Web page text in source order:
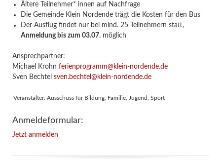
Ältere Teilnehmer* innen auf Nachfrage
Die Gemeinde Klein Nordende trägt die Kosten für den Bus
Der Ausflug findet nur bei mind. 25 Teilnehmern statt,
Anmeldung bis zum 03.07. möglich
Ansprechpartner:
Michael Krohn ferienprogramm@klein-nordende.de
Sven Bechtel sven.bechtel@klein-nordende.de
Veranstalter: Ausschuss für Bildung, Familie, Jugend, Sport
Anmeldeformular:
Jetzt anmelden